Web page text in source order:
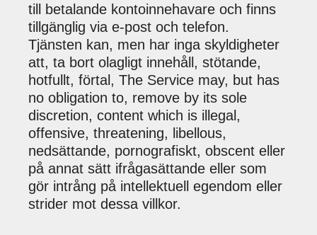
till betalande kontoinnehavare och finns
tillgänglig via e-post och telefon.
Tjänsten kan, men har inga skyldigheter
att, ta bort olagligt innehåll, stötande,
hotfullt, förtal, The Service may, but has
no obligation to, remove by its sole
discretion, content which is illegal,
offensive, threatening, libellous,
nedsättande, pornografiskt, obscent eller
på annat sätt ifrågasättande eller som
gör intrång på intellektuell egendom eller
strider mot dessa villkor.